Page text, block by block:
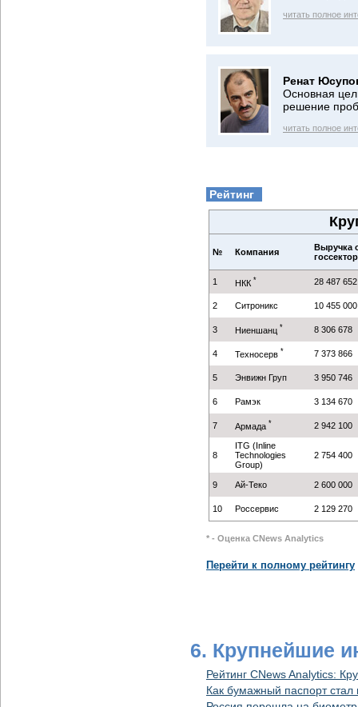
читать полное
Ренат
Основная
решение
читать полное
Рейтинг
№ Компания
Выручка
1 НКК * 28 487 652
2 Ситроникс 10 455 000
3 Ниеншанц * 8 306 678
4 Техносерв * 7 373 866
5 Энвижн Груп 3 950 746
6 Рамэк 3 134 670
7 Армада * 2 942 100
8
ITG (Inline
Technologies
Group)
2 754 400
9 Ай-Теко 2 600 000
10 Россервис 2 129 270
* - Оценка CNews Analytics
Перейти к полному рейтингу
6. Крупнейшие
Рейтинг CNews Analytics:
Как бумажный паспорт